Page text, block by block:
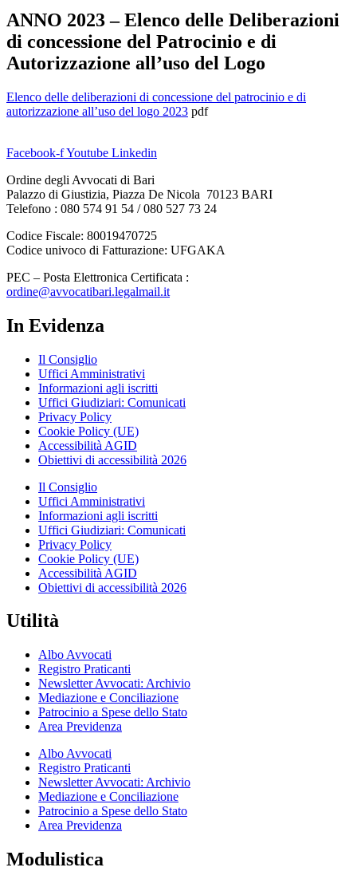
ANNO 2023 – Elenco delle Deliberazioni
di concessione del Patrocinio e di
Autorizzazione all’uso del Logo
Elenco delle deliberazioni di concessione del patrocinio e di
autorizzazione all’uso del logo 2023 pdf
Facebook-fYoutube Linkedin
Ordine degli Avvocati di Bari
Palazzo di Giustizia, Piazza De Nicola 70123 BARI
Telefono : 080 574 91 54 / 080 527 73 24
Codice Fiscale: 80019470725
Codice univoco di Fatturazione: UFGAKA
PEC – Posta Elettronica Certificata :
ordine@avvocatibari.legalmail.it
In Evidenza
Il Consiglio
Uffici Amministrativi
Informazioni agli iscritti
Uffici Giudiziari: Comunicati
Privacy Policy
Cookie Policy (UE)
Accessibilità AGID
Obiettivi di accessibilità 2026
Il Consiglio
Uffici Amministrativi
Informazioni agli iscritti
Uffici Giudiziari: Comunicati
Privacy Policy
Cookie Policy (UE)
Accessibilità AGID
Obiettivi di accessibilità 2026
Utilità
Albo Avvocati
Registro Praticanti
Newsletter Avvocati: Archivio
Mediazione e Conciliazione
Patrocinio a Spese dello Stato
Area Previdenza
Albo Avvocati
Registro Praticanti
Newsletter Avvocati: Archivio
Mediazione e Conciliazione
Patrocinio a Spese dello Stato
Area Previdenza
Modulistica